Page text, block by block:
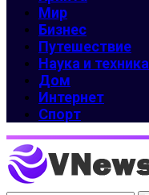
Мир
Бизнес
Путешествие
Наука и техника
Дом
Интернет
Спорт